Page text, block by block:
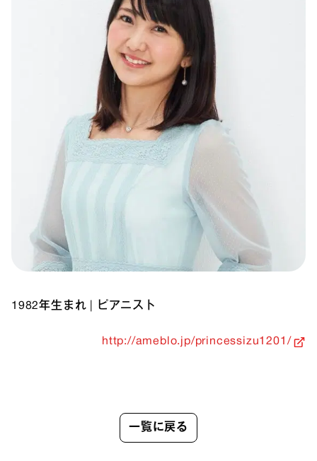
1982年生まれ ピアニスト
http://ameblo.jp/princessizu1201/
一覧に戻る